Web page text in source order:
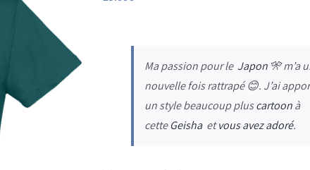
Ma passion pour le Japon 🎌 m’a
nouvelle fois rattrapé 😊. J’ai
un style beaucoup pluscartoonà
cetteGeishaetvous avez adoré.